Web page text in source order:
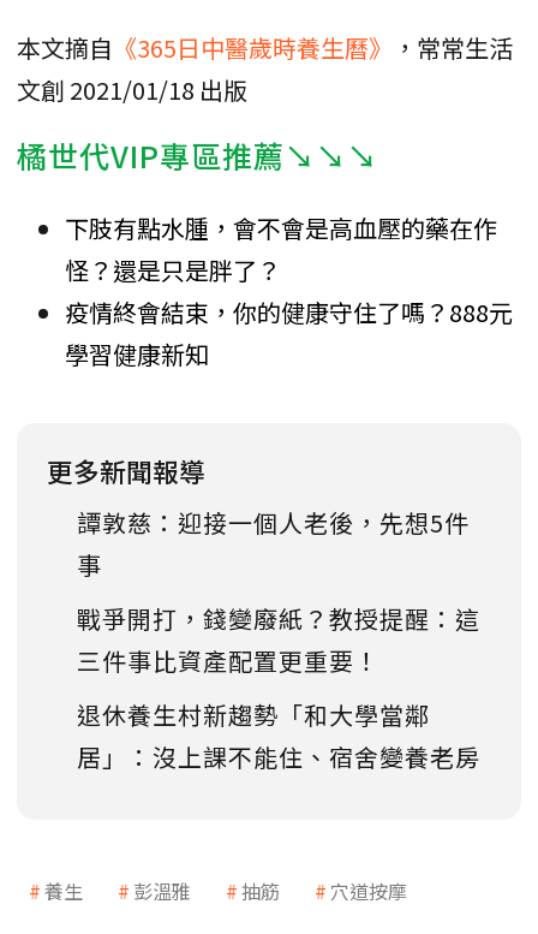
本文摘自 《365日中醫歲時養生曆》
，常常生活
文創 2021/01/18 出版
橘世代VIP專區推薦↘↘↘
下肢有點水腫，會不會是高血壓的藥在作
怪？還是只是胖了？
疫情終會結束，你的健康守住了嗎？888元
學習健康新知
更多新聞報導
譚敦慈：迎接一個人老後，先想5件
事
戰爭開打，錢變廢紙？教授提醒：這
三件事比資產配置更重要！
退休養生村新趨勢「和大學當鄰
居」：沒上課不能住、宿舍變養老房
養生 彭溫雅 抽筋 穴道按摩